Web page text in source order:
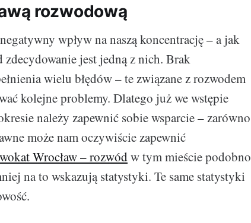
rozwodową
wpływ na naszą koncentrację – a jak
jest jedną z nich. Brak
wielu błędów – te związane z rozwodem
kolejne problemy. Dlatego już we wstępie
należy zapewnić sobie wsparcie – zarówno
może nam oczywiście zapewnić
Wrocław – rozwód w tym mieście podobno
na to wskazują statystyki. Te same statystyki